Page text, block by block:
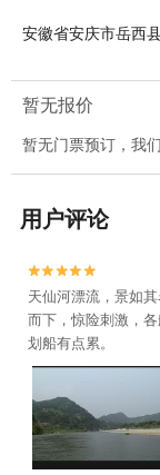
安徽省安庆市岳西
暂无报价
暂无门票预订，我
用户评论


天仙河漂流，景如
而下，惊险刺激，
划船有点累。